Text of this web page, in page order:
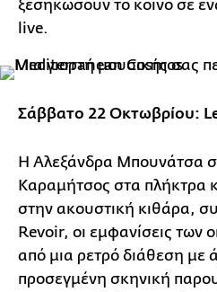
ξεσηκώσουν το κοινό σε
live.
Σάββατο 22 Οκτωβρίου:
Η Αλεξάνδρα Μπουνάτσα
Καραμήτσος στα πλήκτρα
στην ακουστική κιθάρα,
Revoir, οι εμφανίσεις των
από μια ρετρό διάθεση με
προσεγμένη σκηνική